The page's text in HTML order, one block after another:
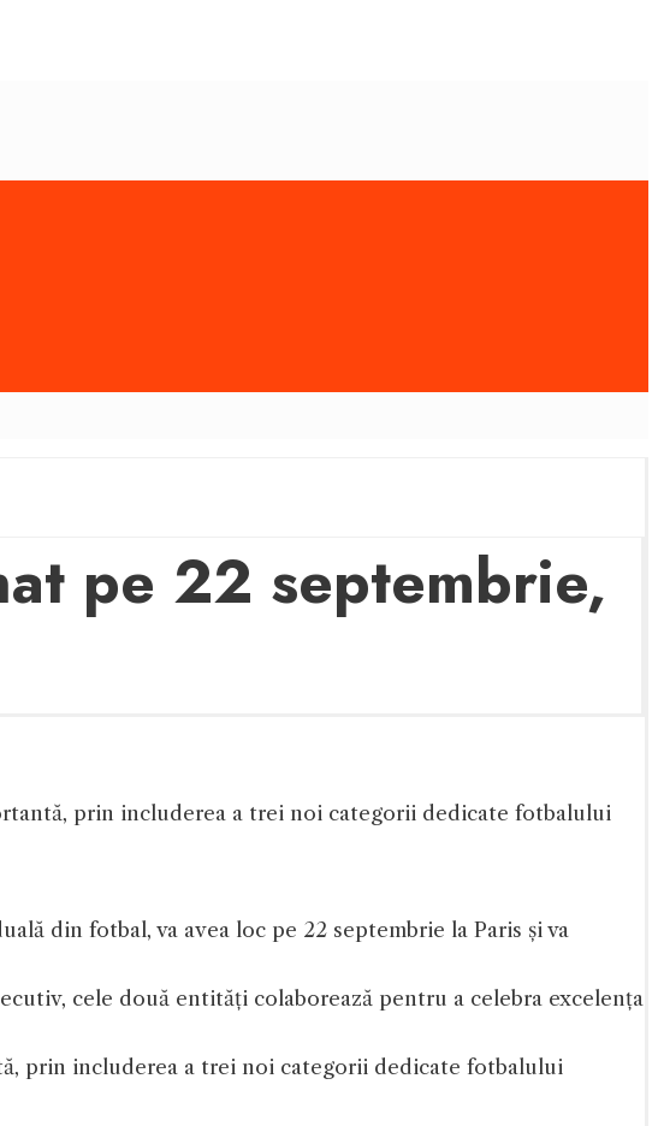
pe 22 septembrie,
prin includerea a trei noi categorii dedicate fotbalului
din fotbal, va avea loc pe 22 septembrie la Paris și va
cele două entități colaborează pentru a celebra excelența
prin includerea a trei noi categorii dedicate fotbalului